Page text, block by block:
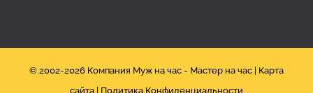
© 2002-2026 Компания Муж на час - Мастер на час | Карта
сайта | Политика Конфиденциальности